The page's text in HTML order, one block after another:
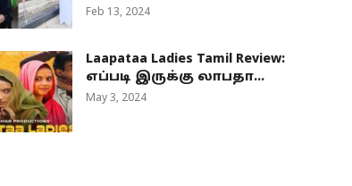
Feb 13, 2024
Laapataa Ladies Tamil Review:
எப்படி இருக்கு லாபதா...
May 3, 2024